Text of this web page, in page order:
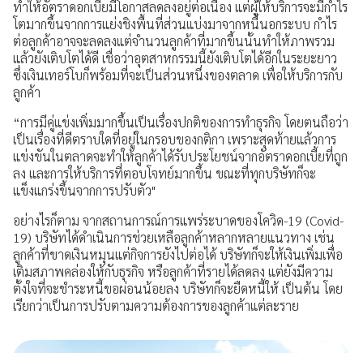
ทำให้อัตราดอกเบี้ยมีโอกาสลดลงอยู่ต่อเนื่อง แต่ผู้ให้บริการจะมีกำไร
โตมากขึ้นจากการแย่งชิงพื้นที่ส่วนแบ่งมาจากหนี้นอกระบบ กำไร
ต่อลูกค้าอาจจะลดลงแต่จำนวนลูกค้าที่มากขึ้นนั้นทำให้ภาพรวม
แล้วยังเติบโตได้ดี เชื่อว่าอุตสาหกรรมนี้ยังเติบโตได้อีกในระยะยาว
ซึ่งเงินเทอร์โบก็พร้อมที่จะเป็นส่วนหนึ่งของตลาด เพื่อให้บริการกับ
ลูกค้า
“การมีคู่แข่งเพิ่มมากขึ้นเป็นเรื่องปกติของการทำธุรกิจ โดยตนถือว่า
เป็นเรื่องที่ดีตราบใดที่อยู่ในกรอบของกติกา เพราะสุดท้ายแล้วการ
แข่งขันในตลาดจะทำให้ลูกค้าได้รับประโยชน์จากอัตราดอกเบี้ยที่ถูก
ลง และการให้บริการที่ตอบโจทย์มากขึ้น ขณะที่ทุกบริษัทก็จะ
แข็งแกร่งขึ้นจากการปรับตัว"
อย่างไรก็ตาม จากสถานการณ์การแพร่ระบาดของโควิด-19 (Covid-
19) บริษัทได้ดำเนินการช่วยเหลือลูกค้าหลากหลายแนวทาง เช่น
ลูกค้าที่ขาดเงินหมุนแต่กิจการยังไปต่อได้ บริษัทก็จะให้เงินเพิ่มเพื่อ
เติมสภาพคล่องให้กับธุรกิจ หรือลูกค้าที่รายได้ลดลง แต่ยังมีความ
ตั้งใจที่จะชำระหนี้ขอผ่อนน้อยลง บริษัทก็จะยืดหนี้ให้ เป็นต้น โดย
เรียกว่าเป็นการปรับตามความต้องการของลูกค้าแต่ละราย